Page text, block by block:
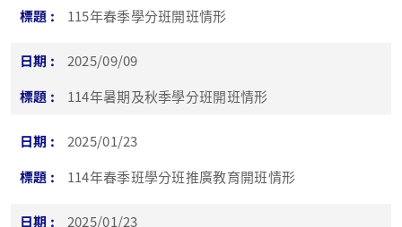
115年春季學分班開班情形
2025/09/09
114年暑期及秋季學分班開班情形
2025/01/23
114年春季班學分班推廣教育開班情形
2025/01/23